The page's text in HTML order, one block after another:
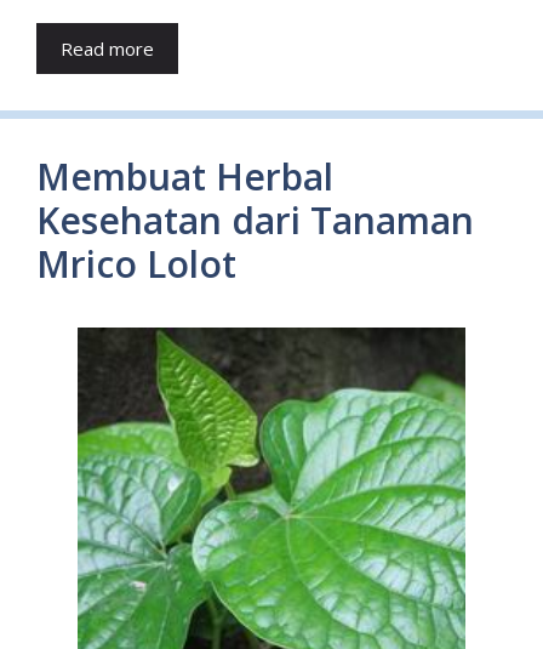
Read more
Membuat Herbal
Kesehatan dari Tanaman
Mrico Lolot